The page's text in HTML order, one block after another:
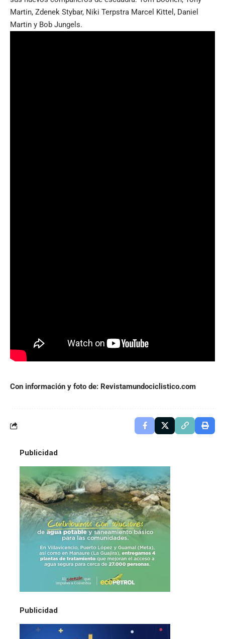
Martin, Zdenek Stybar, Niki Terpstra Marcel Kittel, Daniel
Martin y Bob Jungels.
Con información y foto de: Revistamundociclistico.com
Publicidad
Publicidad